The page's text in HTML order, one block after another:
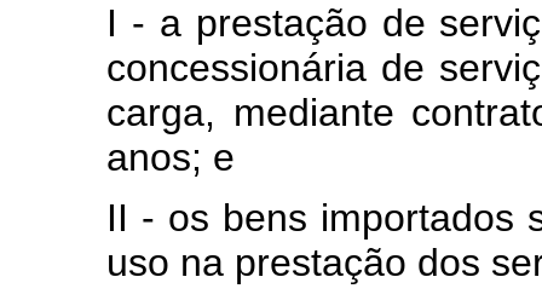
I - a prestação de
concessionária de
carga, mediante
anos; e
II - os bens importados
uso na prestação dos